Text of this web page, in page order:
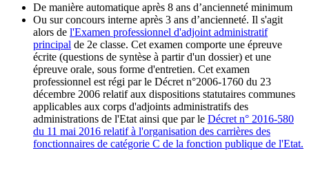
De manière automatique après 8 ans d’ancienneté minimum
Ou sur concours interne après 3 ans d’ancienneté. Il s'agit
alors de l'Examen professionnel d'adjoint administratif
principal de 2e classe. Cet examen comporte une épreuve
écrite (questions de syntèse à partir d'un dossier) et une
épreuve orale, sous forme d'entretien. Cet examen
professionnel est régi par le Décret n°2006-1760 du 23
décembre 2006 relatif aux dispositions statutaires communes
applicables aux corps d'adjoints administratifs des
administrations de l'Etat ainsi que par le Décret n° 2016-580
du 11 mai 2016 relatif à l'organisation des carrières des
fonctionnaires de catégorie C de la fonction publique de l'Etat.